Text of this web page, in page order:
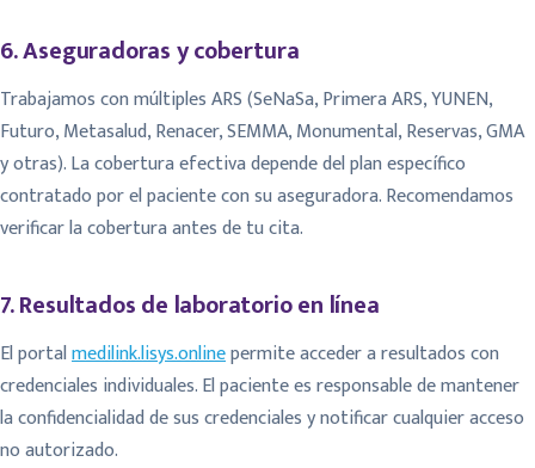
6. Aseguradoras y cobertura
Trabajamos con múltiples ARS (SeNaSa, Primera ARS, YUNEN,
Futuro, Metasalud, Renacer, SEMMA, Monumental, Reservas, GMA
y otras). La cobertura efectiva depende del plan específico
contratado por el paciente con su aseguradora. Recomendamos
verificar la cobertura antes de tu cita.
7. Resultados de laboratorio en línea
El portalmedilink.lisys.onlinepermite acceder a resultados con
credenciales individuales. El paciente es responsable de mantener
la confidencialidad de sus credenciales y notificar cualquier acceso
no autorizado.